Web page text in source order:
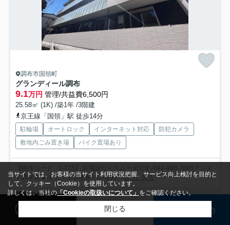
調布市国領町
グランディール調布
9.1万円 管理/共益費6,500円
25.58㎡ (1K) /築1年 /3階建
京王線「国領」駅 徒歩14分
駐輪場 オートロック インターネット対応
防犯カメラ
敷地内ごみ置き場
バイク置場あり
【物件コード 1-775】 お電話だとスムーズです♪042-490-7880アシス
ト調布店★ オンライン接客・LINE対...もっと見る
募集中の部屋
検討リスト 来店予約
当サイトでは、お客様の当サイト利用状況把握、サービス向上検討を目的と
して、クッキー（Cookie）を使用しています。
詳しくは、当社の「Cookieの取扱いについて」 をご確認ください。
閉じる